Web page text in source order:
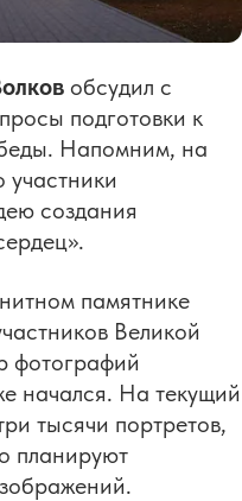
обсудил с
подготовки к
Напомним, на
создания
памятнике
Великой
фотографий
начался. На текущий
тысячи портретов,
планируют